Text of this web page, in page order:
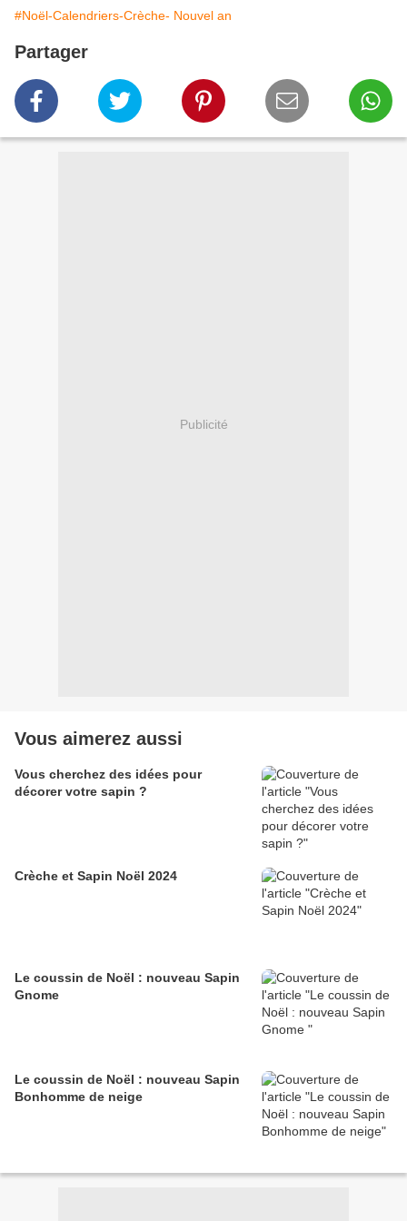
#Noël-Calendriers-Crèche- Nouvel an
Partager
Publicité
Vous aimerez aussi
Vous cherchez des idées pour
décorer votre sapin ?
Crèche et Sapin Noël 2024
Le coussin de Noël : nouveau Sapin
Gnome
Le coussin de Noël : nouveau Sapin
Bonhomme de neige